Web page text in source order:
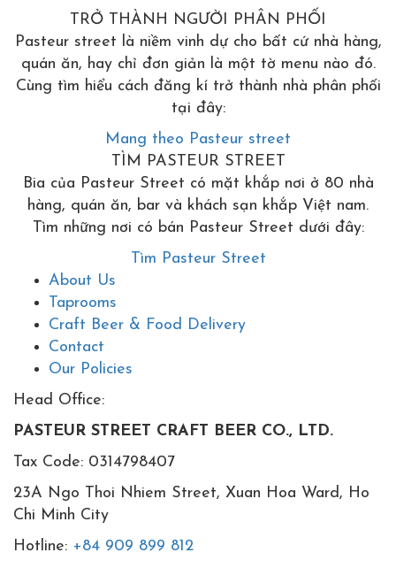
TRỞ THÀNH NGƯỜI PHÂN PHỐI
Pasteur street là niềm vinh dự cho bất cứ nhà hàng,
quán ăn, hay chỉ đơn giản là một tờ menu nào đó.
Cùng tìm hiểu cách đăng kí trở thành nhà phân phối
tại đây:
Mang theo Pasteur street
TÌM PASTEUR STREET
Bia của Pasteur Street có mặt khắp nơi ở 80 nhà
hàng, quán ăn, bar và khách sạn khắp Việt nam.
Tìm những nơi có bán Pasteur Street dưới đây:
Tìm Pasteur Street
About Us
Taprooms
Craft Beer & Food Delivery
Contact
Our Policies
Head Office:
PASTEUR STREET CRAFT BEER CO., LTD.
Tax Code: 0314798407
23A Ngo Thoi Nhiem Street, Xuan Hoa Ward, Ho
Chi Minh City
Hotline: +84 909 899 812